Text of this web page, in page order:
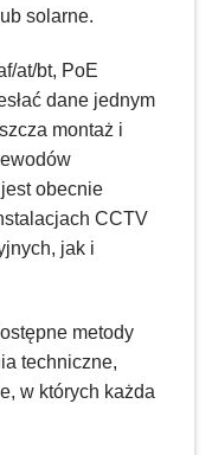
solarne.
at/bt, PoE
dane jednym
montaż i
obecnie
CCTV
jak i
metody
techniczne,
w których każda